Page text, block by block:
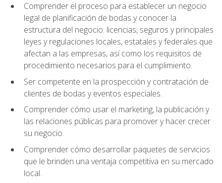
Comprender el proceso para establecer un negocio
legal de planificación de bodas y conocer la
estructura del negocio: licencias, seguros y principales
leyes y regulaciones locales, estatales y federales que
afectan a las empresas, así como los requisitos de
procedimiento necesarios para el cumplimiento.
Ser competente en la prospección y contratación de
clientes de bodas y eventos especiales.
Comprender cómo usar el marketing, la publicación y
las relaciones públicas para promover y hacer crecer
su negocio.
Comprender cómo desarrollar paquetes de servicios
que le brinden una ventaja competitiva en su mercado
local.